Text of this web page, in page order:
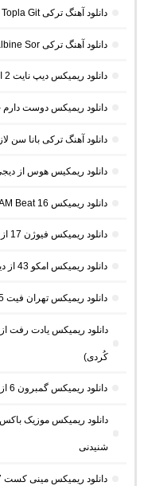
دانلود آهنگ ترکی Topla Git از کورتولوش کوش
دانلود آهنگ ترکی Kalbine Sor از Bahadır Macit و Tunahan Sakar
دانلود ریمیکس دیپ نایت 2 از احسان رمزی (ریمیکس طولانی غمگین)
دانلود ریمیکس دوست
دانلود آهنگ ترکی بانا سن
دانلود ریمکیس هوس از
دانلود ریمیکس AM Beat 16 از دیجی AMB (پادکست طولانی شنیدنی)
دانلود ریمیکس فیوژن 17 از لیروی بیتز
دانلود ریمیکس امکو 43 از دیجی ام کو (پادکست طولانی عاشقانه)
دانلود ریمیکس تهران فیت 55 از دیجی باربد و محمد موریانی
دانلود ریمیکس یادت رفت
کُردی)
دانلود ریمیکس گمبرون 6 از دیجی 4A (ریمیکس طولانی شاد بندری جنوبی)
شنیدنی
دانلود ریمیکس مینی کست 7 از دیجی مهراس